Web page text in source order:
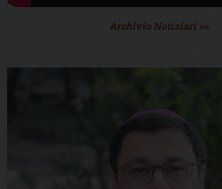
Archivio Notiziari >>